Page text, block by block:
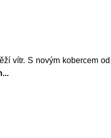
vítr. S novým kobercem od
...